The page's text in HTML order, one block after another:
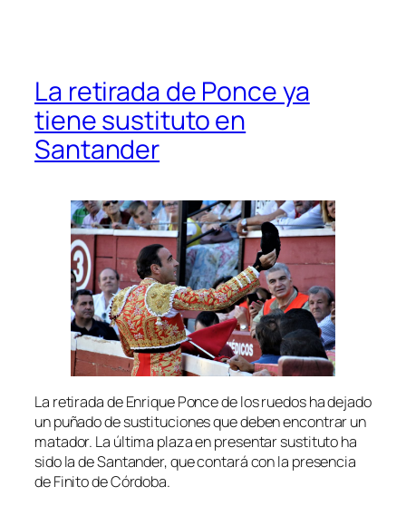
La retirada de Ponce ya
tiene sustituto en
Santander
La retirada de Enrique Ponce de los ruedos ha dejado
un puñado de sustituciones que deben encontrar un
matador. La última plaza en presentar sustituto ha
sido la de Santander, que contará con la presencia
de Finito de Córdoba.